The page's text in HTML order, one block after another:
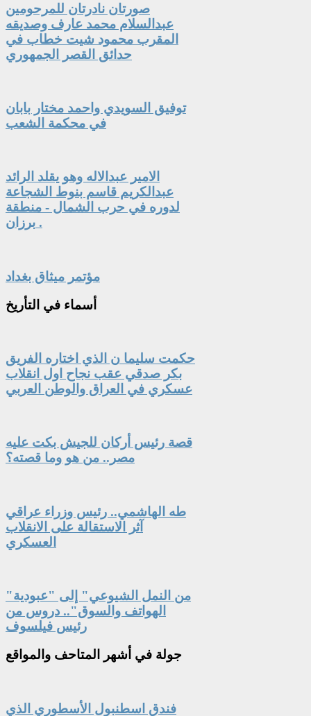
صورتان نادرتان للمرحومين
عبدالسلام محمد عارف وصديقه
المقرب محمود شيت خطاب في
حدائق القصر الجمهوري
توفيق السويدي واحمد مختار بابان
في محكمة الشعب
الامير عبدالاله وهو يقلد الرائد
عبدالكريم قاسم بنوط الشجاعة
لدوره في حرب الشمال - منطقة
برزان .
مؤتمر ميثاق بغداد
أسماء في التأريخ
حكمت سليما ن الذي اختاره الفريق
بكر صدقي عقب نجاح اول انقلاب
عسكري في العراق والوطن العربي
قصة رئيس أركان للجيش بكت عليه
مصر.. من هو وما قصته؟
طه الهاشمي.. رئيس وزراء عراقي
آثر الاستقالة على الانقلاب
العسكري
"من النمل الشيوعي" إلى "عبودية
الهواتف والسوق".. دروس من
رئيس فيلسوف
جولة في أشهر المتاحف والمواقع
فندق اسطنبول الأسطوري الذي